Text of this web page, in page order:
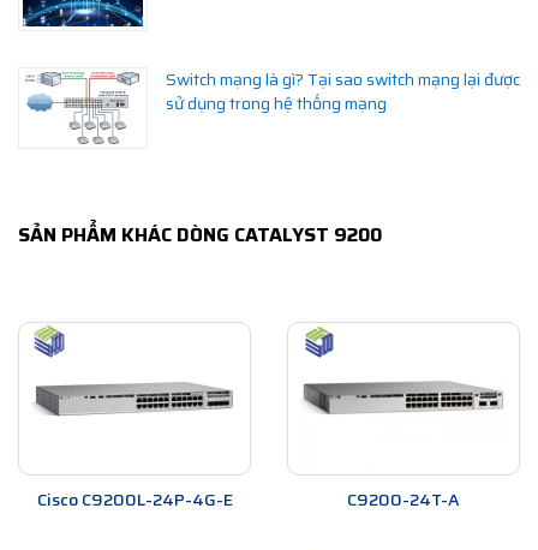
Switch mạng là gì? Tại sao switch mạng lại được
sử dụng trong hệ thống mạng
SẢN PHẨM KHÁC DÒNG CATALYST 9200
Cisco C9200L-24P-4G-E C9200-24T-A